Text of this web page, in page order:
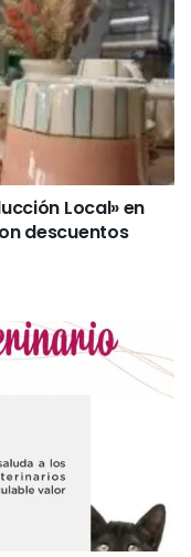
Local» en
descuentos